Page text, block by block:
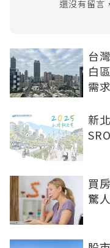
還沒有留言
台
白
需
新
買
驚